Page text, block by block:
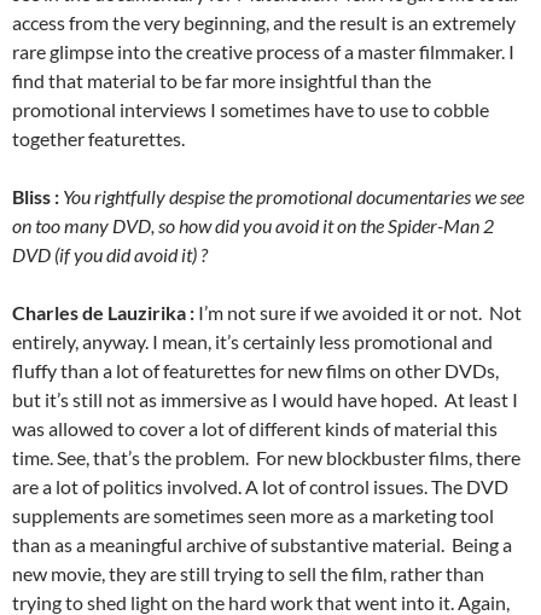
access from the very beginning, and the result is an extremely
rare glimpse into the creative process of a master filmmaker. I
find that material to be far more insightful than the
promotional interviews I sometimes have to use to cobble
together featurettes.
Bliss : You rightfully despise the promotional documentaries we see
on too many DVD, so how did you avoid it on the Spider-Man 2
DVD (if you did avoid it) ?
Charles de Lauzirika : I’m not sure if we avoided it or not. Not
entirely, anyway. I mean, it’s certainly less promotional and
fluffy than a lot of featurettes for new films on other DVDs,
but it’s still not as immersive as I would have hoped. At least I
was allowed to cover a lot of different kinds of material this
time. See, that’s the problem. For new blockbuster films, there
are a lot of politics involved. A lot of control issues. The DVD
supplements are sometimes seen more as a marketing tool
than as a meaningful archive of substantive material. Being a
new movie, they are still trying to sell the film, rather than
trying to shed light on the hard work that went into it. Again,